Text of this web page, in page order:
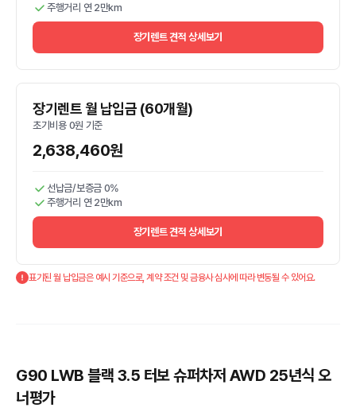
주행거리 연 2만km
장기렌트 견적 상세보기
장기렌트 월 납입금 (60개월)
초기비용 0원 기준
2,638,460원
선납금/보증금 0%
주행거리 연 2만km
장기렌트 견적 상세보기
표기된 월 납입금은 예시 기준으로, 계약 조건 및 금융사 심사에 따라 변동될 수 있어요.
G90 LWB 블랙 3.5 터보 슈퍼차저 AWD 25년식 오
너평가